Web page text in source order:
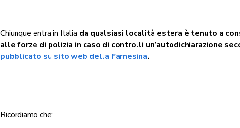
Chiunque entra in Italia da qualsiasi località estera è tenuto a
alle forze di polizia in caso di controlli un’autodichiarazione
pubblicato su sito web della Farnesina.
Ricordiamo che: